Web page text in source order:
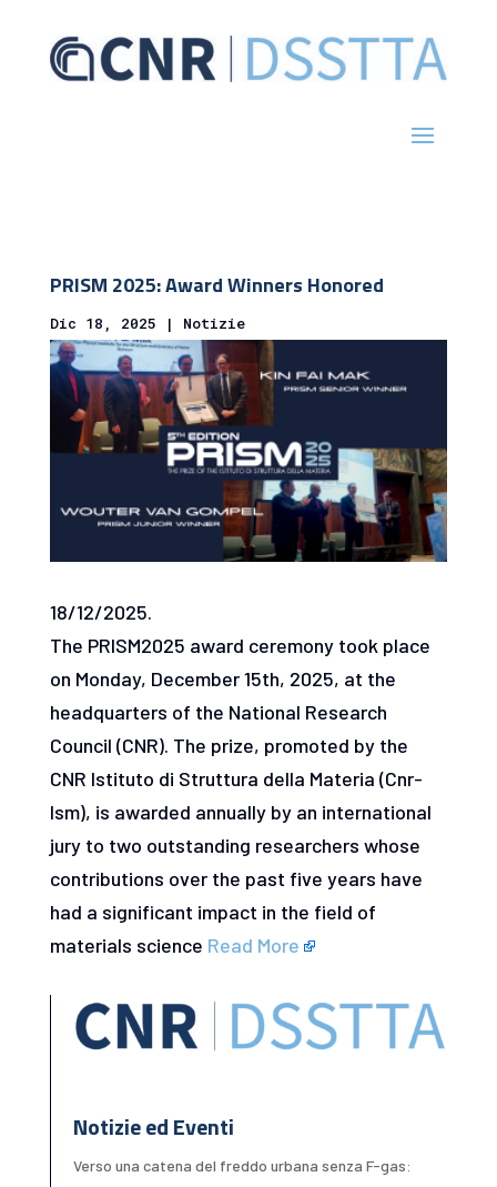
PRISM 2025: Award Winners Honored
Dic 18, 2025 | Notizie
18/12/2025.
The PRISM2025 award ceremony took place
on Monday, December 15th, 2025, at the
headquarters of the National Research
Council (CNR). The prize, promoted by the
CNR Istituto di Struttura della Materia (Cnr-
Ism), is awarded annually by an international
jury to two outstanding researchers whose
contributions over the past five years have
had a significant impact in the field of
materials science Read More
Notizie ed Eventi
Verso una catena del freddo urbana senza F-gas: